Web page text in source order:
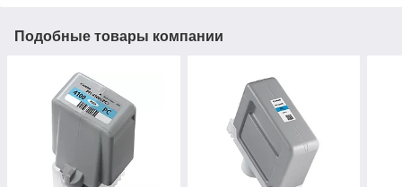
Подобные товары компании